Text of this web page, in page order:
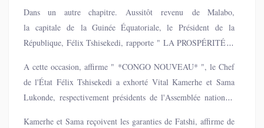
pendant trois mois, et se voit déjà comme un homme mort,
malgré qu'il respire encore.
démarches nécessaires afin d’obtenir son évacuation vers une
institution sanitaire plus outillée, mais sans succès.
Dans un autre chapitre. Aussitôt revenu de Malabo,
la capitale de la Guinée Équatoriale, le Président de la
République, Félix Tshisekedi, rapporte " LA PROSPÉRITÉ ",
interinstitutionnelle avec le président de
l’Assemblée nationale, Vital Kamerhe, son
homologue du Sénat, Jean-Michel Sama Lukonde, la Première
ministre, Judith Suminwa et le Président du Conseil supérieur
A cette occasion, affirme " *CONGO NOUVEAU* ", le Chef
de l'État Félix Tshisekedi a exhorté Vital Kamerhe et Sama
Lukonde, respectivement présidents de l'Assemblée nationale
Kamerhe et Sama reçoivent les garanties de Fatshi, affirme de